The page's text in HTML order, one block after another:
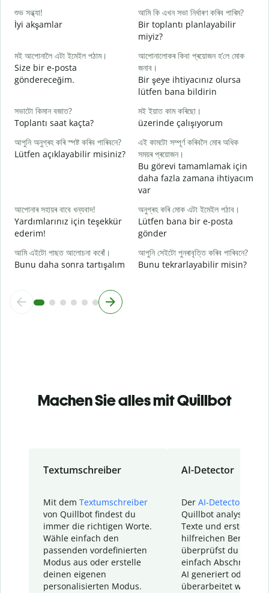
শুভ সন্ধ্যা!
İyi akşamlar
আমি কি এখন সভা নিৰ্ধাৰণ কৰিব পাৰিম?
Bir toplantı planlayabilir
miyiz?
মই আপোনালৈ এটা ইমেইল পঠাম।
Size bir e-posta
göndereceğim.
আপোনালোকৰ কিবা প্ৰয়োজন হ’লে মোক
জনাব।
Bir şeye ihtiyacınız olursa
lütfen bana bildirin
সভাটো কিমান বজাত?
Toplantı saat kaçta?
মই ইয়াত কাম কৰিছো।
üzerinde çalışıyorum
আপুনি অনুগ্ৰহ কৰি স্পষ্ট কৰিব পাৰিবনে?
Lütfen açıklayabilir misiniz?
এই কামটো সম্পূৰ্ণ কৰিবলৈ মোৰ অধিক
সময়ৰ প্ৰয়োজন।
Bu görevi tamamlamak için
daha fazla zamana ihtiyacım
var
আপোনাৰ সহায়ৰ বাবে ধন্যবাদ!
Yardımlarınız için teşekkür
ederim!
অনুগ্ৰহ কৰি মোক এটা ইমেইল পঠাব।
Lütfen bana bir e-posta
gönder
আমি এইটো পাছত আলোচনা কৰোঁ।
Bunu daha sonra tartışalım
আপুনি সেইটো পুনৰাবৃত্তি কৰিব পাৰিবনে?
Bunu tekrarlayabilir misin?
Machen Sie alles mit Quillbot
Textumschreiber
Mit dem Textumschreiber
von Quillbot findest du
immer die richtigen Worte.
Wähle einfach den
passenden vordefinierten
Modus aus oder erstelle
deinen eigenen
personalisierten Modus.
AI-Detector
Der AI-Detector
Quillbot analysiert
Texte und erstellt
hilfreichen Bericht.
überprüfst du
einfach Abschnitte,
AI generiert oder
überarbeitet wurden.